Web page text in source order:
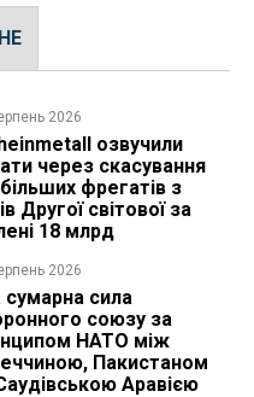
2026
озвучили
через скасування
фрегатів з
Другої світової за
18 млрд
2026
сумарна сила
союзу за
НАТО між
Пакистаном
Аравією